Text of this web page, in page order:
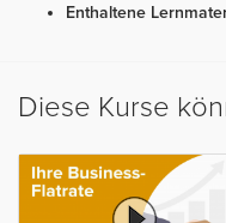
Enthaltene
Diese Kurse